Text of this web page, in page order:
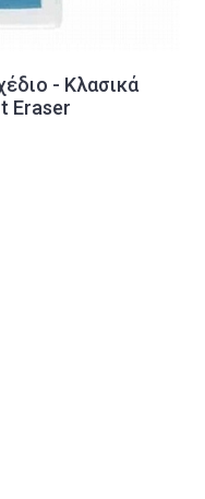
- Κλασικά
Eraser